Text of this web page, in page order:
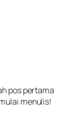
pos pertama
menulis!